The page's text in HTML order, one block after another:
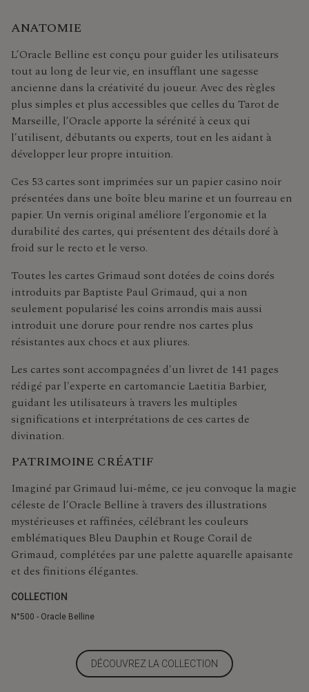
ANATOMIE
L’Oracle Belline est conçu pour guider les utilisateurs
tout au long de leur vie, en insufflant une sagesse
ancienne dans la créativité du joueur. Avec des règles
plus simples et plus accessibles que celles du Tarot de
Marseille, l’Oracle apporte la sérénité à ceux qui
l’utilisent, débutants ou experts, tout en les aidant à
développer leur propre intuition.
Ces 53 cartes sont imprimées sur un papier casino noir
présentées dans une boîte bleu marine et un fourreau en
papier. Un vernis original améliore l’ergonomie et la
durabilité des cartes, qui présentent des détails doré à
froid sur le recto et le verso.
Toutes les cartes Grimaud sont dotées de coins dorés
introduits par Baptiste Paul Grimaud, qui a non
seulement popularisé les coins arrondis mais aussi
introduit une dorure pour rendre nos cartes plus
résistantes aux chocs et aux pliures.
Les cartes sont accompagnées d'un livret de 141 pages
rédigé par l'experte en cartomancie Laetitia Barbier,
guidant les utilisateurs à travers les multiples
significations et interprétations de ces cartes de
divination.
PATRIMOINE CRÉATIF
Imaginé par Grimaud lui-même, ce jeu convoque la magie
céleste de l’Oracle Belline à travers des illustrations
mystérieuses et raffinées, célébrant les couleurs
emblématiques Bleu Dauphin et Rouge Corail de
Grimaud, complétées par une palette aquarelle apaisante
et des finitions élégantes.
COLLECTION
N°500 - Oracle Belline
DÉCOUVREZ LA COLLECTION